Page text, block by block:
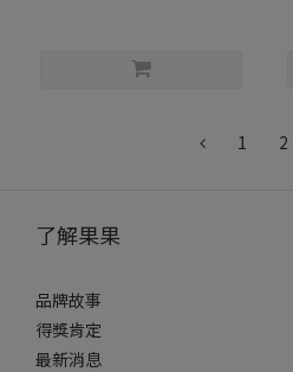
1 2
了解果果
品牌故事
得獎肯定
最新消息